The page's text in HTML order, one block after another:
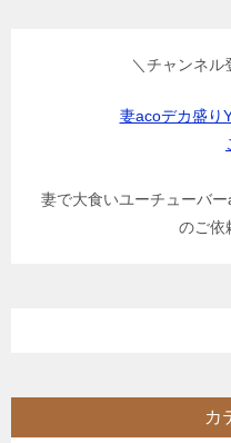
＼チャンネル
妻acoデカ盛り
妻で大食いユーチューバ
のご依
カ